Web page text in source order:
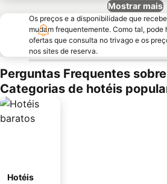
Mostrar mais
Os preços e a disponibilidade que
mudam frequentemente. Como tal,
ofertas que consulta no trivago e os
nos sites de reserva.
Perguntas Frequentes
Categorias de hotéis
Hotéis